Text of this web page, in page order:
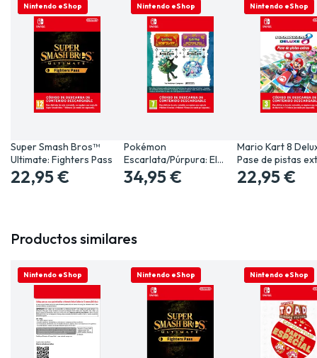
SOLO ONLINE
Nintendo eShop
Super Smash Bros™
Ultimate: Fighters Pass
22,95 €
SOLO ONLINE
Nintendo eShop
Pokémon
Escarlata/Púrpura: El
tesoro oculto…
34,95 €
SOLO ONLINE
Nintendo eShop
Mario Kart 8
Pase de pistas
22,95 €
Productos similares
SOLO ONLINE
Nintendo eShop SOLO ONLINE
Nintendo eShop SOLO ONLINE
Nintendo eShop